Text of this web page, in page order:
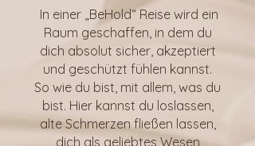
In einer „BeHold“ Reise wird ein
Raum geschaffen, in dem du
dich absolut sicher, akzeptiert
und geschützt fühlen kannst.
So wie du bist, mit allem, was du
bist. Hier kannst du loslassen,
alte Schmerzen fließen lassen,
dich als geliebtes Wesen